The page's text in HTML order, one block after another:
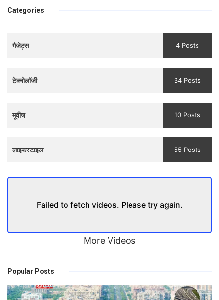
bhulaiyaa
Teaser
Categories
गैजेट्स 4 Posts
टेक्नोलॉजी 34 Posts
मूवीज 10 Posts
लाइफस्टाइल 55 Posts
Failed to fetch videos. Please try again.
More Videos
Popular Posts